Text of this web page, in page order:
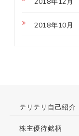
2018年10月
テリテリ自己紹介
株主優待銘柄